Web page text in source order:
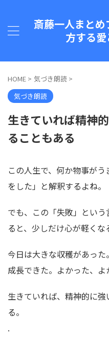
斎藤一人まと
方する
HOME > 気づき朗読 >
気づき朗読
生きていれば精神
ることもある
この人生で、何か物事が
をした」と解釈するよね。
でも、この「失敗」とい
ると、少しだけ心が軽くな
今日は大きな収穫があっ
成長できた。よかった、よ
生きていれば、精神的に
る。
.